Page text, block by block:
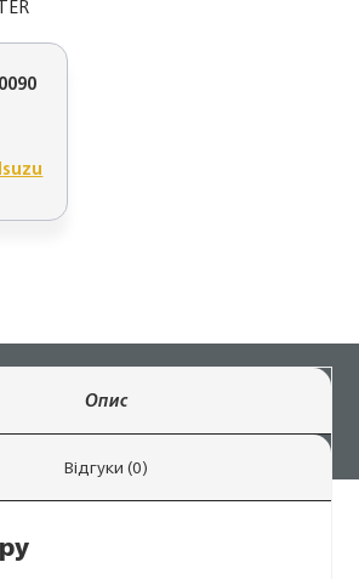
Опис
Відгуки (0)